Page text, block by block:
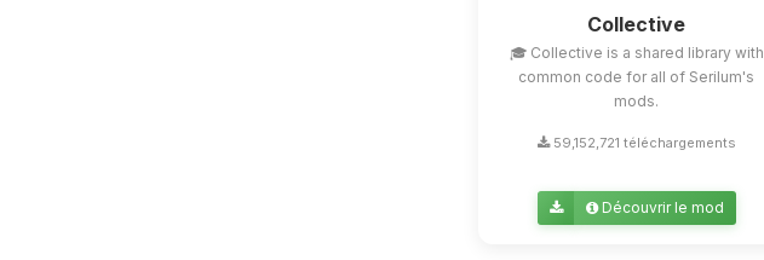
Collective
🎓 Collective is a shared library with
common code for all of Serilum's
mods.
59,152,721 téléchargements
Découvrir le mod